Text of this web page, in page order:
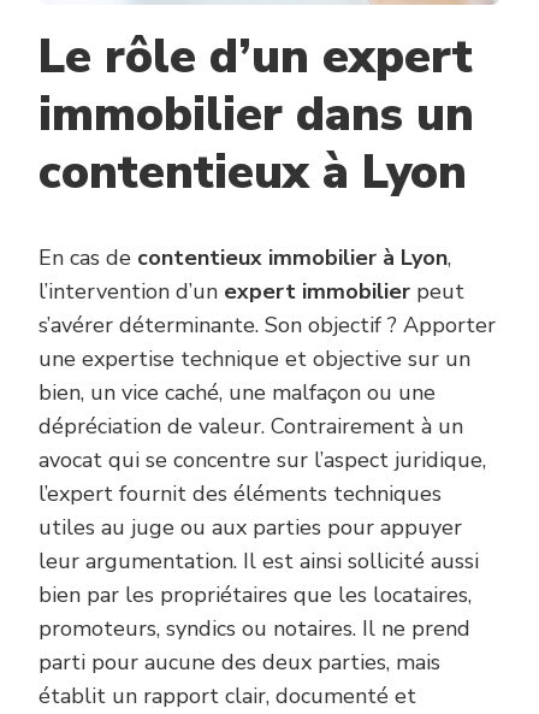
Le rôle d’un expert
immobilier dans un
contentieux à Lyon
En cas de contentieux immobilier à Lyon,
l’intervention d’un expert immobilier peut
s’avérer déterminante. Son objectif ? Apporter
une expertise technique et objective sur un
bien, un vice caché, une malfaçon ou une
dépréciation de valeur. Contrairement à un
avocat qui se concentre sur l’aspect juridique,
l’expert fournit des éléments techniques
utiles au juge ou aux parties pour appuyer
leur argumentation. Il est ainsi sollicité aussi
bien par les propriétaires que les locataires,
promoteurs, syndics ou notaires. Il ne prend
parti pour aucune des deux parties, mais
établit un rapport clair, documenté et